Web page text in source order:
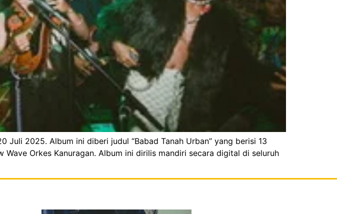
Juli 2025. Album ini diberi judul “Babad Tanah Urban” yang berisi 13
Orkes Kanuragan. Album ini dirilis mandiri secara digital di seluruh